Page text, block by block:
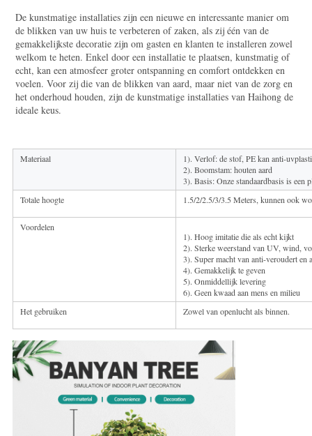
De kunstmatige installaties zijn een nieuwe en interessante manier om
de blikken van uw huis te verbeteren of zaken, als zij één van de
gemakkelijkste decoratie zijn om gasten en klanten te installeren zowel
welkom te heten. Enkel door een installatie te plaatsen, kunstmatig of
echt, kan een atmosfeer groter ontspanning en comfort ontdekken en
voelen. Voor zij die van de blikken van aard, maar niet van de zorg en
het onderhoud houden, zijn de kunstmatige installaties van Haihong de
ideale keus.
Materiaal
1). Verlof: de stof, PE kan anti-
2). Boomstam: houten aard
3). Basis: Onze standaardbasis is een
Totale hoogte
1.5/2/2.5/3/3.5 Meters, kunnen ook
Voordelen
1). Hoog imitatie die als echt kijkt
2). Sterke weerstand van UV, wind,
3). Super macht van anti-veroudert en
4). Gemakkelijk te geven
5). Onmiddellijk levering
6). Geen kwaad aan mens en milieu
Het gebruiken
Zowel van openlucht als binnen.